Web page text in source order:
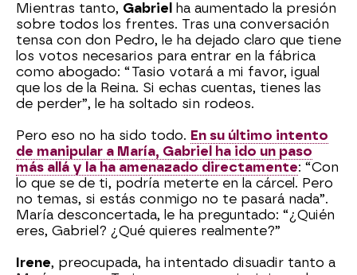
Mientras tanto, Gabriel
ha aumentado la presión
sobre todos los frentes. Tras una conversación
tensa con don Pedro, le ha dejado claro que tiene
los votos necesarios para entrar en la fábrica
como abogado: “Tasio votará a mi favor, igual
que los de la Reina. Si echas cuentas, tienes las
de perder”, le ha soltado sin rodeos.
Pero eso no ha sido todo. En su último intento
de manipular a María, Gabriel ha ido un paso
más allá y la ha amenazado directamente: “Con
lo que se de ti, podría meterte en la cárcel. Pero
no temas, si estás conmigo no te pasará nada”.
María desconcertada, le ha preguntado: “¿Quién
eres, Gabriel? ¿Qué quieres realmente?”
Irene, preocupada, ha intentado disuadir tanto a